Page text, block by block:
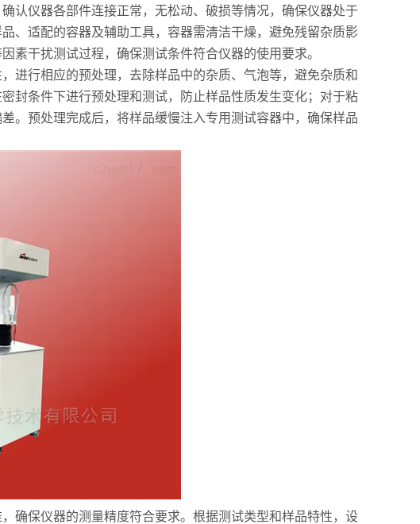
认仪器各部件连接正常，无松动、破损等情况，确保仪器处于
、适配的容器及辅助工具，容器需清洁干燥，避免残留杂质影
素干扰测试过程，确保测试条件符合仪器的使用要求。
进行相应的预处理，去除样品中的杂质、气泡等，避免杂质和
封条件下进行预处理和测试，防止样品性质发生变化；对于粘
。预处理完成后，将样品缓慢注入专用测试容器中，确保样品
确保仪器的测量精度符合要求。根据测试类型和样品特性，设